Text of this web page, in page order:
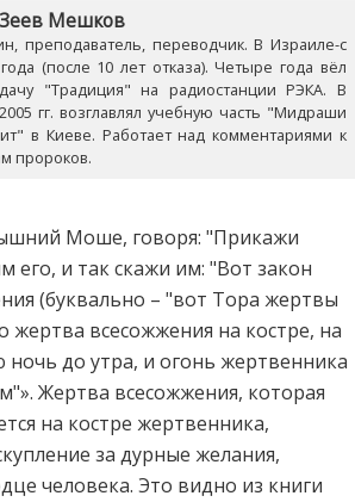
Мешков
преподаватель, переводчик. В Израиле-с
(после 10 лет отказа). Четыре года вёл
"Традиция" на радиостанции РЭКА. В
гг. возглавлял учебную часть "Мидраши
в Киеве. Работает над комментариями к
пророков.
Моше, говоря: "Прикажи
его, и так скажи им: "Вот закон
(буквально – "вот Тора жертвы
жертва всесожжения на костре, на
до утра, и огонь жертвенника
Жертва всесожжения, которая
на костре жертвенника,
за дурные желания,
человека. Это видно из книги